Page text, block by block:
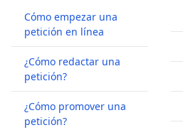
Cómo empezar una
petición en línea
¿Cómo redactar una
petición?
¿Cómo promover una
petición?